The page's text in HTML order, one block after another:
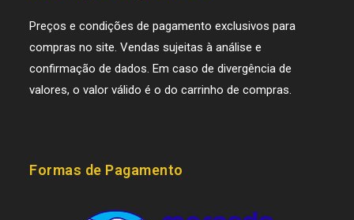
Preços e condições de pagamento exclusivos para
compras no site. Vendas sujeitas à análise e
confirmação de dados. Em caso de divergência de
valores, o valor válido é o do carrinho de compras.
Formas de Pagamento